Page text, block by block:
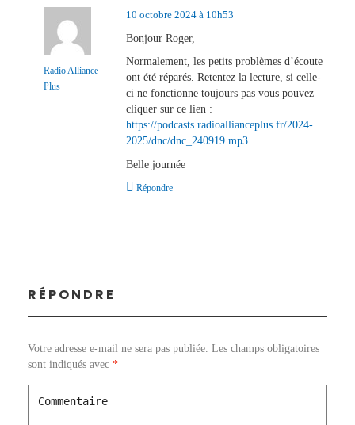
Radio Alliance
Plus
10 octobre 2024 à 10h53
Bonjour Roger,
Normalement, les petits problèmes d’écoute
ont été réparés. Retentez la lecture, si celle-
ci ne fonctionne toujours pas vous pouvez
cliquer sur ce lien :
https://podcasts.radioallianceplus.fr/2024-
2025/dnc/dnc_240919.mp3
Belle journée
Répondre
RÉPONDRE
Votre adresse e-mail ne sera pas publiée. Les champs obligatoires
sont indiqués avec *